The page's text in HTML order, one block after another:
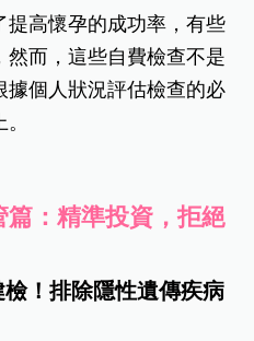
提高懷孕的成功率，有些
然而，這些自費檢查不是
據個人狀況評估檢查的必
篇：精準投資，拒絕
！排除隱性遺傳疾病